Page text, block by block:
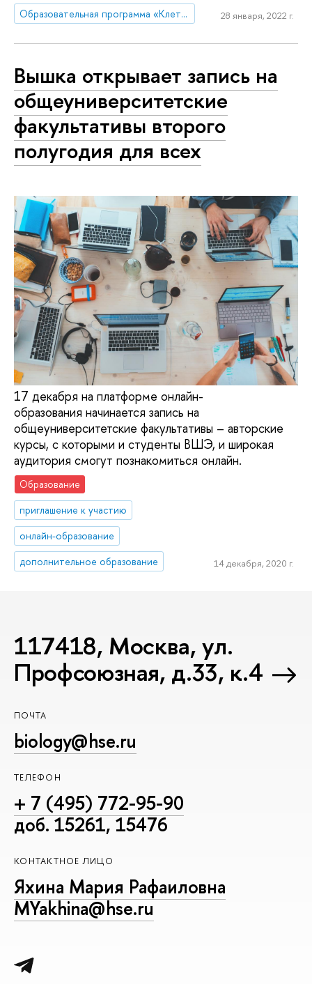
Образовательная программа «Клеточная и молекулярная биотехнология» 28 января, 2022 г.
Вышка открывает запись на
общеуниверситетские
факультативы второго
полугодия для всех
17 декабря на платформе онлайн-
образования начинается запись на
общеуниверситетские факультативы – авторские
курсы, с которыми и студенты ВШЭ, и широкая
аудитория смогут познакомиться онлайн.
Образование
приглашение к участию
онлайн-образование
дополнительное образование
14 декабря, 2020 г.
117418, Москва, ул.
Профсоюзная, д.33, к.4
ПОЧТА
biology@hse.ru
ТЕЛЕФОН
+ 7 (495) 772-95-90
доб. 15261, 15476
КОНТАКТНОЕ ЛИЦО
Яхина Мария Рафаиловна
MYakhina@hse.ru